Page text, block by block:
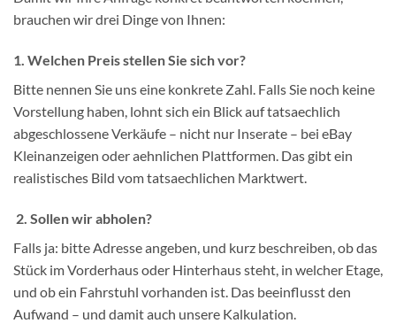
brauchen wir drei Dinge von Ihnen:
1. Welchen Preis stellen Sie sich vor?
Bitte nennen Sie uns eine konkrete Zahl. Falls Sie noch keine
Vorstellung haben, lohnt sich ein Blick auf tatsaechlich
abgeschlossene Verkäufe – nicht nur Inserate – bei eBay
Kleinanzeigen oder aehnlichen Plattformen. Das gibt ein
realistisches Bild vom tatsaechlichen Marktwert.
2. Sollen wir abholen?
Falls ja: bitte Adresse angeben, und kurz beschreiben, ob das
Stück im Vorderhaus oder Hinterhaus steht, in welcher Etage,
und ob ein Fahrstuhl vorhanden ist. Das beeinflusst den
Aufwand – und damit auch unsere Kalkulation.